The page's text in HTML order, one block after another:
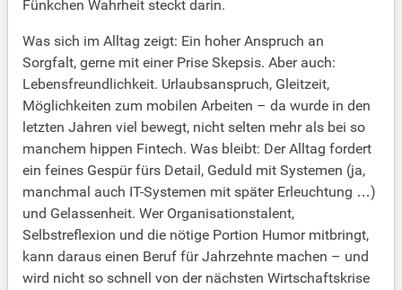
Fünkchen Wahrheit steckt darin.
Was sich im Alltag zeigt: Ein hoher Anspruch an
Sorgfalt, gerne mit einer Prise Skepsis. Aber auch:
Lebensfreundlichkeit. Urlaubsanspruch, Gleitzeit,
Möglichkeiten zum mobilen Arbeiten – da wurde in den
letzten Jahren viel bewegt, nicht selten mehr als bei so
manchem hippen Fintech. Was bleibt: Der Alltag fordert
ein feines Gespür fürs Detail, Geduld mit Systemen (ja,
manchmal auch IT-Systemen mit später Erleuchtung …)
und Gelassenheit. Wer Organisationstalent,
Selbstreflexion und die nötige Portion Humor mitbringt,
kann daraus einen Beruf für Jahrzehnte machen – und
wird nicht so schnell von der nächsten Wirtschaftskrise